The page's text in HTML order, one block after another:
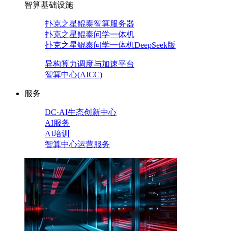
智算基础设施
扑克之星鲲泰智算服务器
扑克之星鲲泰问学一体机
扑克之星鲲泰问学一体机DeepSeek版
异构算力调度与加速平台
智算中心(AICC)
服务
DC·AI生态创新中心
AI服务
AI培训
智算中心运营服务